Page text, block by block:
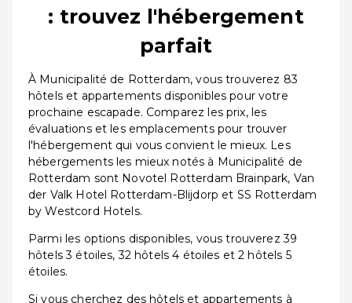
: trouvez l'hébergement
parfait
À Municipalité de Rotterdam, vous trouverez 83
hôtels et appartements disponibles pour votre
prochaine escapade. Comparez les prix, les
évaluations et les emplacements pour trouver
l'hébergement qui vous convient le mieux. Les
hébergements les mieux notés à Municipalité de
Rotterdam sont Novotel Rotterdam Brainpark, Van
der Valk Hotel Rotterdam-Blijdorp et SS Rotterdam
by Westcord Hotels.
Parmi les options disponibles, vous trouverez 39
hôtels 3 étoiles, 32 hôtels 4 étoiles et 2 hôtels 5
étoiles.
Si vous cherchez des hôtels et appartements à